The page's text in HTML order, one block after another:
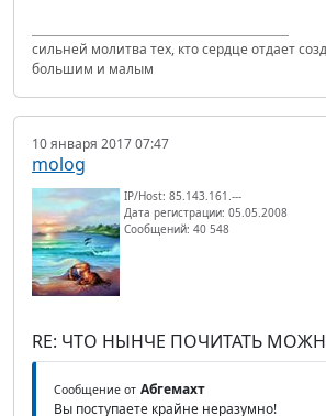
сильней молитва тех, кто сердце отдает
большим и малым
10 января 2017 07:47
molog
IP/Host: 85.143.161.---
Дата регистрации: 05.05.2008
Сообщений: 40 548
RE: ЧТО НЫНЧЕ ПОЧИТАТЬ
Сообщение от Абгемахт
Вы поступаете крайне неразумно!